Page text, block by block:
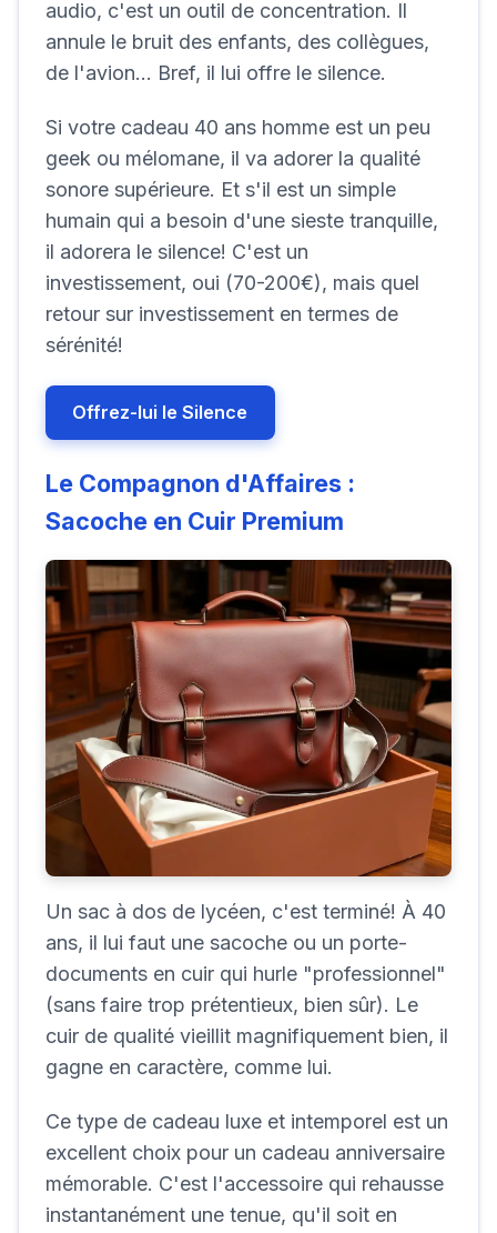
audio, c'est un outil de concentration. Il
annule le bruit des enfants, des collègues,
de l'avion... Bref, il lui offre le silence.
Si votre cadeau 40 ans homme est un peu
geek ou mélomane, il va adorer la qualité
sonore supérieure. Et s'il est un simple
humain qui a besoin d'une sieste tranquille,
il adorera le silence! C'est un
investissement, oui (70-200€), mais quel
retour sur investissement en termes de
sérénité!
Offrez-lui le Silence
Le Compagnon d'Affaires :
Sacoche en Cuir Premium
Un sac à dos de lycéen, c'est terminé! À 40
ans, il lui faut une sacoche ou un porte-
documents en cuir qui hurle "professionnel"
(sans faire trop prétentieux, bien sûr). Le
cuir de qualité vieillit magnifiquement bien, il
gagne en caractère, comme lui.
Ce type de cadeau luxe et intemporel est un
excellent choix pour un cadeau anniversaire
mémorable. C'est l'accessoire qui rehausse
instantanément une tenue, qu'il soit en